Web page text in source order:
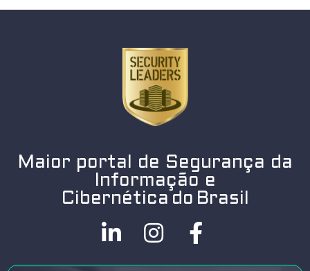
Maior portal de Segurança da
Informação e
Cibernética do Brasil